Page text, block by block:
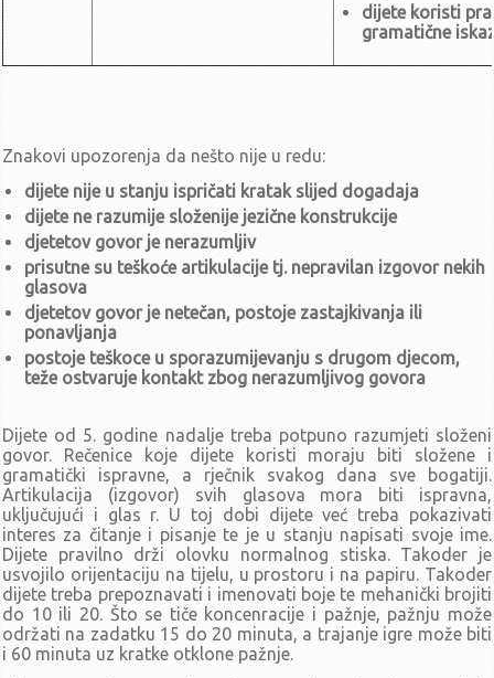
Pravilnik o unutarnjem ustrojstvu i načinu rada Dječjeg vrtića Dugo
Strateški dokument
Zakoni
Ostali dokumenti
Procedure
Procedura zaprimanja računa
Procedura naplate prihoda Dječjeg vrtića 'Dugo Selo'
Procedura izdavanja i obračunavanja putnih naloga
Procedura stvaranja ugovornih obveza za koje nije potreban
postupak javne nabave
Procedura upravljanja i raspolaganja nekretninama
Izvješća
Zaštita osobnih podataka
Pravilnik o prikupljanju, obradi i zaštiti osobnih podataka
Politika prikupljanja, obrade i zaštite osobnih podataka u dječjem
vrtiću Dugo Selo
Odluka o imenovanju službenika za zaštitu osobnih podataka
Zaštita podataka (GDPR)
Pravo na pristup informacijama
Javna nabava Natječaji
KUTAK ZA RODITELJE
Savjeti stručnjaka
dijete koristi
gramatične
Znakovi upozorenja da nešto nije u redu:
dijete nije u stanju ispričati kratak slijed dogadaja
dijete ne razumije složenije jezične konstrukcije
djetetov govor je nerazumljiv
prisutne su teškoće artikulacije tj. nepravilan izgovor nekih
glasova
djetetov govor je netečan, postoje zastajkivanja ili
ponavljanja
postoje teškoce u sporazumijevanju s drugom djecom,
teže ostvaruje kontakt zbog nerazumljivog govora
Dijete od 5. godine nadalje treba potpuno razumjeti složeni
govor. Rečenice koje dijete koristi moraju biti složene i
gramatički ispravne, a rječnik svakog dana sve bogatiji.
Artikulacija (izgovor) svih glasova mora biti ispravna,
uključujući i glas r. U toj dobi dijete već treba pokazivati
interes za čitanje i pisanje te je u stanju napisati svoje ime.
Dijete pravilno drži olovku normalnog stiska. Takoder je
usvojilo orijentaciju na tijelu, u prostoru i na papiru. Takoder
dijete treba prepoznavati i imenovati boje te mehanički brojiti
do 10 ili 20. Što se tiče koncenracije i pažnje, pažnju može
održati na zadatku 15 do 20 minuta, a trajanje igre može biti
i 60 minuta uz kratke otklone pažnje.